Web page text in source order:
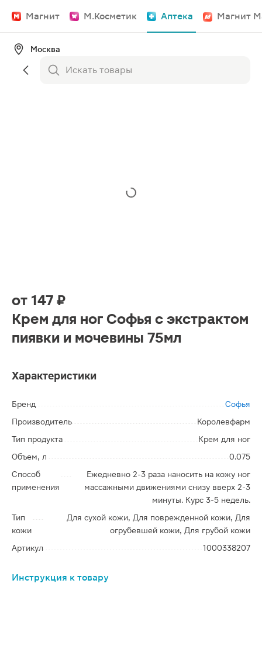
Магнит М.Косметик Аптека Магнит
Москва
от 147 ₽
Крем для ног Софья с экстрактом
пиявки и мочевины 75мл
Характеристики
Бренд
Софья
Производитель
Королевфарм
Тип продукта
Крем для ног
Объем, л
0.075
Способ
применения
Ежедневно 2-3 раза наносить на кожу ног
массажными движениями снизу вверх 2-3
минуты. Курс 3-5 недель.
Тип
кожи
Для сухой кожи, Для поврежденной кожи, Для
огрубевшей кожи, Для грубой кожи
Артикул
1000338207
Инструкция к товару